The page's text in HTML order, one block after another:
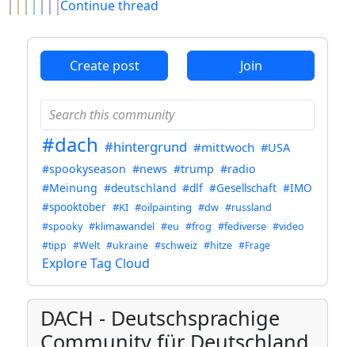
Continue thread
Create post Join
#dach #hintergrund #mittwoch #USA
#spookyseason #news #trump #radio
#Meinung #deutschland #dlf #Gesellschaft #IMO
#spooktober #KI #oilpainting #dw #russland
#spooky #klimawandel #eu #frog #fediverse #video
#tipp #Welt #ukraine #schweiz #hitze #Frage
Explore Tag Cloud
DACH - Deutschsprachige
Community für Deutschland,